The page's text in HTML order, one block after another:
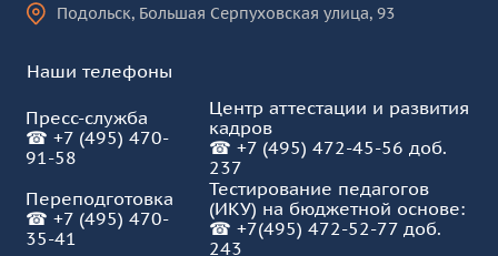
Подольск, Большая Серпуховская улица, 93
Наши телефоны
Пресс-служба
☎ +7 (495) 470-
91-58
Центр аттестации и развития
кадров
☎ +7 (495) 472-45-56 доб.
237
Переподготовка
☎ +7 (495) 470-
35-41
Тестирование педагогов
(ИКУ) на бюджетной основе:
☎ +7(495) 472-52-77 доб.
243